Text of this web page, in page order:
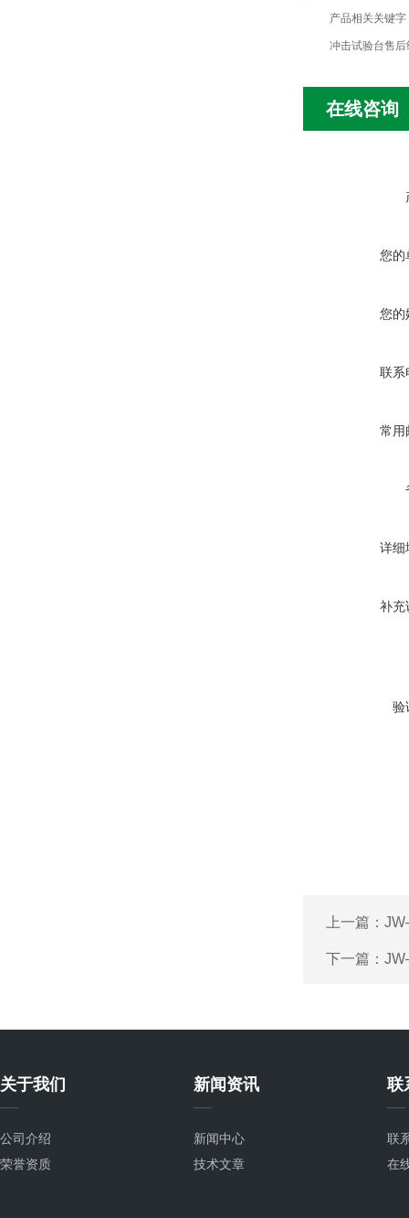
产品相关关键
冲击试验台售后
在线咨询
您的
您的
联系
常用
详细
补充
验
上一篇：
下一篇：
关于我们
公司介绍
荣誉资质
新闻资讯
新闻中心
技术文章
联
联
在